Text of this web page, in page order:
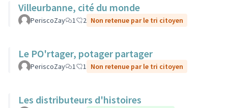
Villeurbanne, cité du monde
PeriscoZay 1 2 Non retenue par le tri citoyen
Le PO'rtager, potager partager
PeriscoZay 1 1 Non retenue par le tri citoyen
Les distributeurs d'histoires